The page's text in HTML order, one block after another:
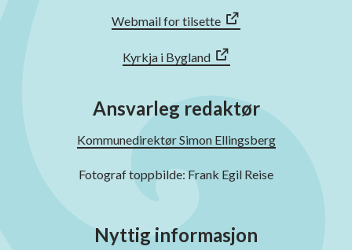
Webmail for tilsette
Kyrkja i Bygland
Ansvarleg redaktør
Kommunedirektør Simon Ellingsberg
Fotograf toppbilde: Frank Egil Reise
Nyttig informasjon